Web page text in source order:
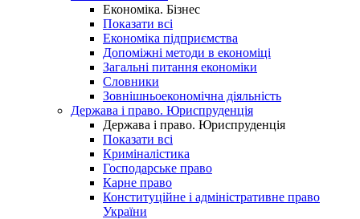
Економіка. Бізнес
Показати всі
Економіка підприємства
Допоміжні методи в економіці
Загальні питання економіки
Словники
Зовнішньоекономічна діяльність
Держава і право. Юриспруденція
Держава і право. Юриспруденція
Показати всі
Криміналістика
Господарське право
Карне право
Конституційне і адміністративне право
України